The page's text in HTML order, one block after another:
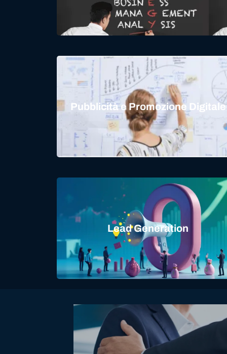
Pubblicità e Promozione Digitale
Lead Generation